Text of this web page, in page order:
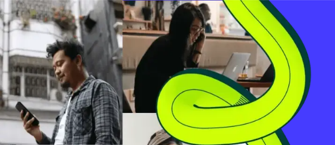
terkait tepat waktu pada 29 Juli
2026 untuk tahun yang berakhir
31 Maret 2026. Perintah ...
diperdagangkan di bawah
harga realisasinya sekitar
$2.450, kini sekita...